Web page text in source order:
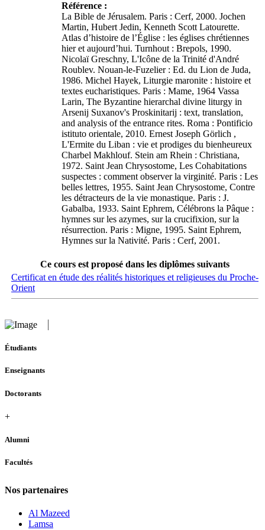
Référence :
La Bible de Jérusalem. Paris : Cerf, 2000. Jochen
Martin, Hubert Jedin, Kenneth Scott Latourette.
Atlas d’histoire de l’Église : les églises chrétiennes
hier et aujourd’hui. Turnhout : Brepols, 1990.
Nicolaï Greschny, L'Icône de la Trinité d'André
Roublev. Nouan-le-Fuzelier : Ed. du Lion de Juda,
1986. Michel Hayek, Liturgie maronite : histoire et
textes eucharistiques. Paris : Mame, 1964 Vassa
Larin, The Byzantine hierarchal divine liturgy in
Arsenij Suxanov's Proskinitarij : text, translation,
and analysis of the entrance rites. Roma : Pontificio
istituto orientale, 2010. Ernest Joseph Görlich ,
L'Ermite du Liban : vie et prodiges du bienheureux
Charbel Makhlouf. Stein am Rhein : Christiana,
1972. Saint Jean Chrysostome, Les Cohabitations
suspectes : comment observer la virginité. Paris : Les
belles lettres, 1955. Saint Jean Chrysostome, Contre
les détracteurs de la vie monastique. Paris : J.
Gabalba, 1933. Saint Ephrem, Célébrons la Pâque :
hymnes sur les azymes, sur la crucifixion, sur la
résurrection. Paris : Migne, 1995. Saint Ephrem,
Hymnes sur la Nativité. Paris : Cerf, 2001.
Ce cours est proposé dans les diplômes suivants
Certificat en étude des réalités historiques et religieuses du Proche-
Orient
Étudiants
Enseignants
Doctorants
+
Alumni
Facultés
Nos partenaires
Al Mazeed
Lamsa